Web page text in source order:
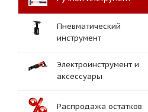
Пневматический
инструмент
Электроинструмент и
аксессуары
Распродажа остатков